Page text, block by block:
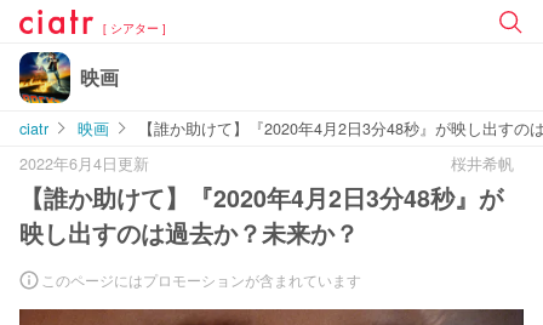
[ シアター ]
映画
ciatr 映画
【誰か助けて】『2020年4月2日3分48秒』が映し出すの
2022年6月4日更新
桜井希帆
【誰か助けて】『2020年4月2日3分48秒』が
映し出すのは過去か？未来か？
このページにはプロモーションが含まれています